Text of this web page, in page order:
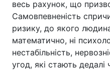
весь рахунок, що
Самовпевненість
ризику, до якого
математично, ні
нестабільність,
угод, які стають дедалі